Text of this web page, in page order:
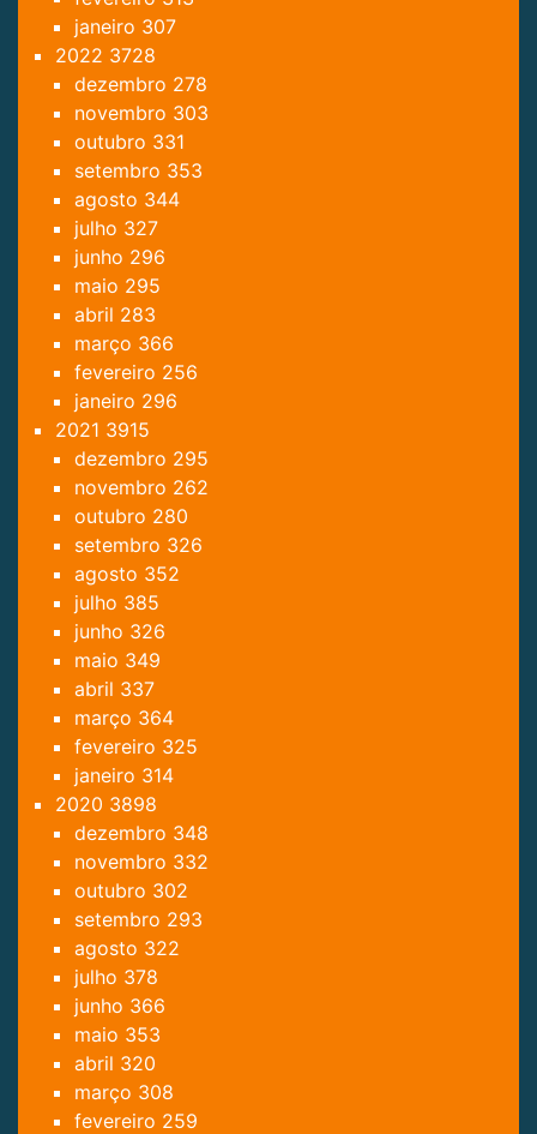
janeiro 307
2022 3728
dezembro 278
novembro 303
outubro 331
setembro 353
agosto 344
julho 327
junho 296
maio 295
abril 283
março 366
fevereiro 256
janeiro 296
2021 3915
dezembro 295
novembro 262
outubro 280
setembro 326
agosto 352
julho 385
junho 326
maio 349
abril 337
março 364
fevereiro 325
janeiro 314
2020 3898
dezembro 348
novembro 332
outubro 302
setembro 293
agosto 322
julho 378
junho 366
maio 353
abril 320
março 308
fevereiro 259